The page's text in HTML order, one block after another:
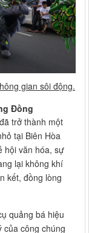
gian sôi động.
Đồng
trở thành một
tại Biên Hòa
hội văn hóa, sự
lại không khí
kết, đồng lòng
quảng bá hiệu
của công chúng